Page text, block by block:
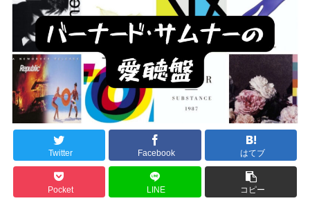
Twitter Facebook はてブ
Pocket LINE コピー